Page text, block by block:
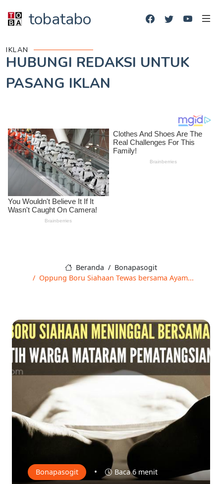
tobatabo
IKLAN
HUBUNGI REDAKSI UNTUK
PASANG IKLAN
Beranda
Bonapasogit
Oppung Boru Siahaan Tewas bersama Ayam...
Bonapasogit • Baca 6 menit